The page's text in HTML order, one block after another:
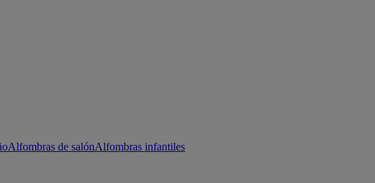
Alfombras de salónAlfombras infantiles